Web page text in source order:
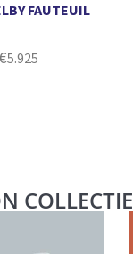
FAUTEUIL
€5.925
COLLECTIE